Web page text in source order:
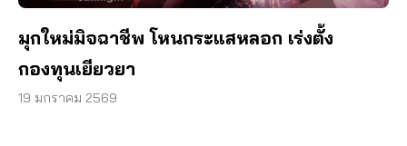
มุกใหม่มิจฉาชีพ โหนกระแสหลอก เร่งตั้ง
กองทุนเยียวยา
19 มกราคม 2569